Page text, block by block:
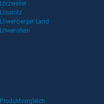
Lörzweiler
Lössnitz
Löwenberger Land
Löwenstein
Produktvergleich